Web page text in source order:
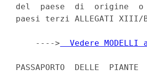
del  paese  di  origine  o
paesi terzi ALLEGATI
    ---->
Vedere MODELLI
PASSAPORTO  DELLE